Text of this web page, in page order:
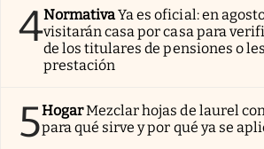
4NormativaYa es oficial: en
visitarán casa por casa para
de los titulares de pensiones o
prestación
5HogarMezclar hojas de laurel
para qué sirve y por qué ya se